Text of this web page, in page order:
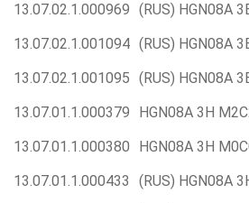
13.07.02.1.000969 (RUS) HGN08A
13.07.02.1.001094 (RUS) HGN08A
13.07.02.1.001095 (RUS) HGN08A
13.07.01.1.000379
HGN08A 3H
13.07.01.1.000380
HGN08A 3H
13.07.01.1.000433
(RUS) HGN08A